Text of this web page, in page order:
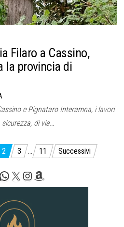
Filaro a Cassino,
la provincia di
e Pignataro Interamna, i lavori
di via…
2 3 … 11 Successivi
WhatsApp
X Instagram
Amazon